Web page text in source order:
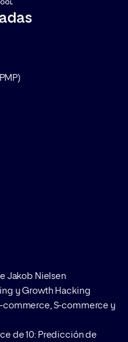
Jakob Nielsen
y Growth Hacking
commerce, S-commerce y
de 10: Predicción de